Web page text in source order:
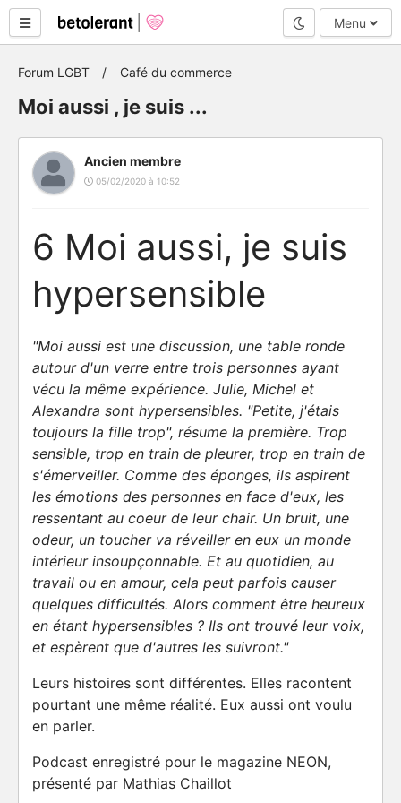
Mode nuit
Menu
Forum LGBT Café du commerce
Moi aussi , je suis ...
Ancien membre
05/02/2020 à 10:52
6 Moi aussi, je suis
hypersensible
"Moi aussi est une discussion, une table ronde
autour d'un verre entre trois personnes ayant
vécu la même expérience. Julie, Michel et
Alexandra sont hypersensibles. "Petite, j'étais
toujours la fille trop", résume la première. Trop
sensible, trop en train de pleurer, trop en train de
s'émerveiller. Comme des éponges, ils aspirent
les émotions des personnes en face d'eux, les
ressentant au coeur de leur chair. Un bruit, une
odeur, un toucher va réveiller en eux un monde
intérieur insoupçonnable. Et au quotidien, au
travail ou en amour, cela peut parfois causer
quelques difficultés. Alors comment être heureux
en étant hypersensibles ? Ils ont trouvé leur voix,
et espèrent que d'autres les suivront."
Leurs histoires sont différentes. Elles racontent
pourtant une même réalité. Eux aussi ont voulu
en parler.
Podcast enregistré pour le magazine NEON,
présenté par Mathias Chaillot